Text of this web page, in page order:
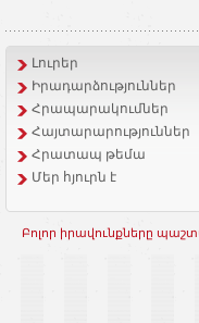
Լուրեր
Իրադարձություններ
Հրապարակումներ
Հայտարարություններ
Հրատապ թեմա
Մեր հյուրն է
Բոլոր իրավունքները